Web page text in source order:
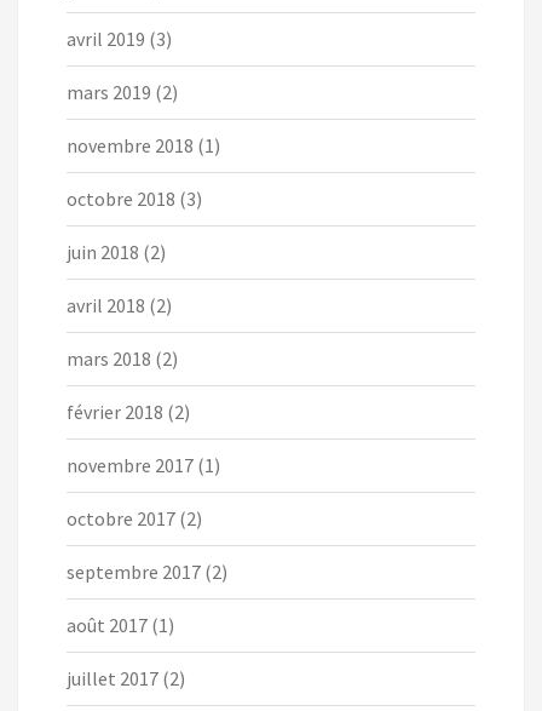
avril 2019 (3)
mars 2019 (2)
novembre 2018 (1)
octobre 2018 (3)
juin 2018 (2)
avril 2018 (2)
mars 2018 (2)
février 2018 (2)
novembre 2017 (1)
octobre 2017 (2)
septembre 2017 (2)
août 2017 (1)
juillet 2017 (2)